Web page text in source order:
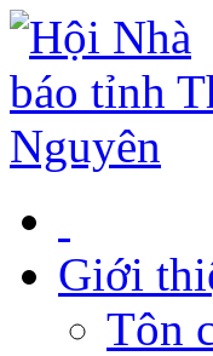
Giới
Tôn